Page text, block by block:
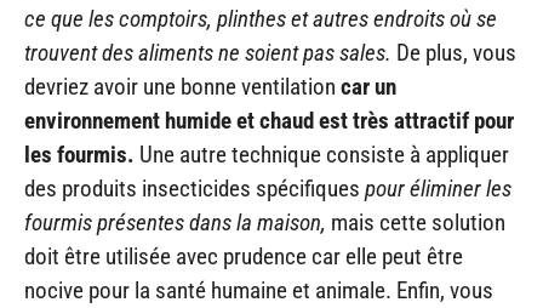
ce que les comptoirs, plinthes et autres endroits où se
trouvent des aliments ne soient pas sales. De plus, vous
devriez avoir une bonne ventilation car un
environnement humide et chaud est très attractif pour
les fourmis. Une autre technique consiste à appliquer
des produits insecticides spécifiques pour éliminer les
fourmis présentes dans la maison, mais cette solution
doit être utilisée avec prudence car elle peut être
nocive pour la santé humaine et animale. Enfin, vous